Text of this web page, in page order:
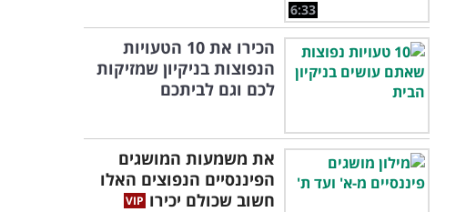
6:33
הכירו את 10 הטעויות
הנפוצות בניקיון שמזיקות
לכם וגם לביתכם
את משמעות המושגים
הפיננסיים הנפוצים האלו
חשוב שכולם יכירו